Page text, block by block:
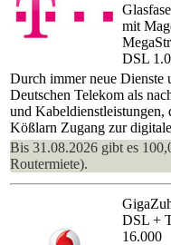
mit
DSL
Durch immer neue Dienste
Deutschen Telekom als
und Kabeldienstleistungen,
Kößlarn Zugang zur
Bis 31.08.2026 gibt es
Routermiete).
DSL +
16.000